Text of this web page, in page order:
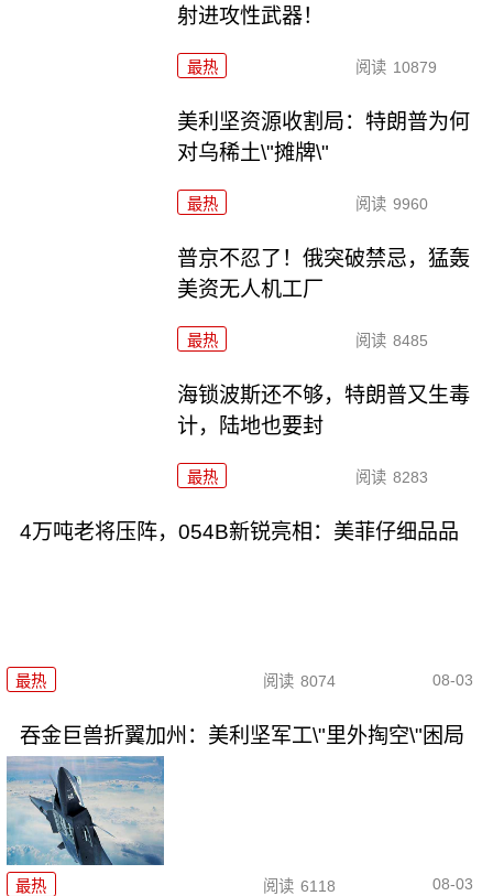
射进攻性武器！
最热 阅读 10879
美利坚资源收割局：特朗普为何
对乌稀土\"摊牌\"
最热 阅读 9960
普京不忍了！俄突破禁忌，猛轰
美资无人机工厂
最热 阅读 8485
海锁波斯还不够，特朗普又生毒
计，陆地也要封
最热 阅读 8283
4万吨老将压阵，054B新锐亮相：美菲仔细品品
最热 阅读 8074 08-03
吞金巨兽折翼加州：美利坚军工\"里外掏空\"困局
最热 阅读 6118 08-03